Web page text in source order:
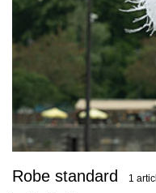
Robe standard 1